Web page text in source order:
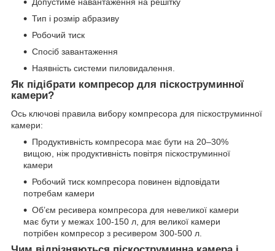
Тип і розмір абразиву
Робочий тиск
Спосіб завантаження
Наявність системи пиловидалення.
Як підібрати компресор для піскоструминної
камери?
Ось ключові правила вибору компресора для піскоструминної
камери:
Продуктивність компресора має бути на 20–30%
вищою, ніж продуктивність повітря піскоструминної
камери
Робочий тиск компресора повинен відповідати
потребам камери
Об’єм ресивера компресора для невеликої камери
має бути у межах 100-150 л, для великої камери
потрібен компресор з ресивером 300-500 л.